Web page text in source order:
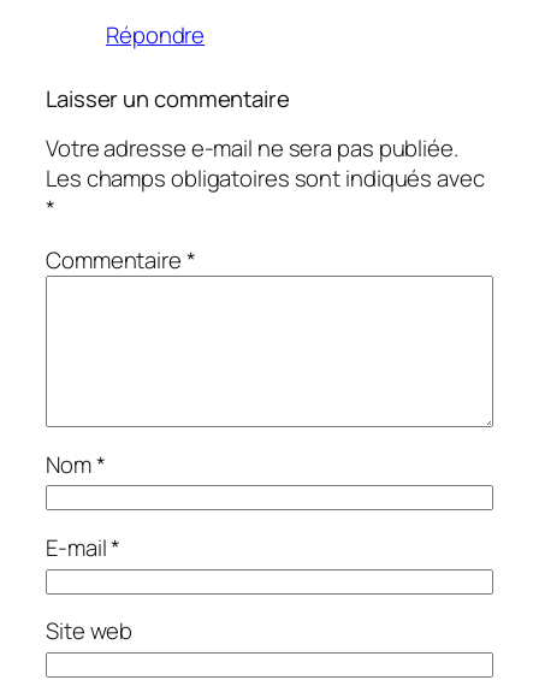
Répondre
Laisser un commentaire
Votre adresse e-mail ne sera pas publiée.
Les champs obligatoires sont indiqués avec
*
Commentaire*
Nom*
E-mail*
Site web